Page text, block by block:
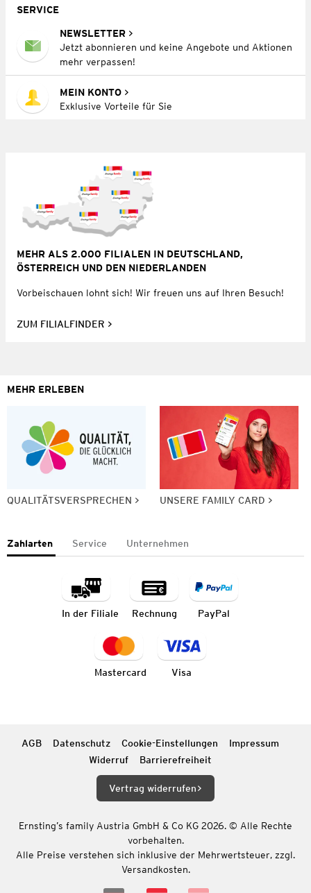
SERVICE
NEWSLETTER
Jetzt abonnieren und keine Angebote und Aktionen
mehr verpassen!
MEIN KONTO
Exklusive Vorteile für Sie
MEHR ALS 2.000 FILIALEN IN DEUTSCHLAND,
ÖSTERREICH UND DEN NIEDERLANDEN
Vorbeischauen lohnt sich! Wir freuen uns auf Ihren Besuch!
ZUM FILIALFINDER
MEHR ERLEBEN
QUALITÄTSVERSPRECHEN UNSERE FAMILY CARD
Zahlarten Service Unternehmen
In der Filiale Rechnung PayPal
Mastercard Visa
AGB Datenschutz Cookie-Einstellungen
Impressum
Widerruf
Barrierefreiheit
Vertrag widerrufen
Ernsting’s family Austria GmbH & Co KG 2026. © Alle Rechte
vorbehalten.
Alle Preise verstehen sich inklusive der Mehrwertsteuer, zzgl.
Versandkosten.